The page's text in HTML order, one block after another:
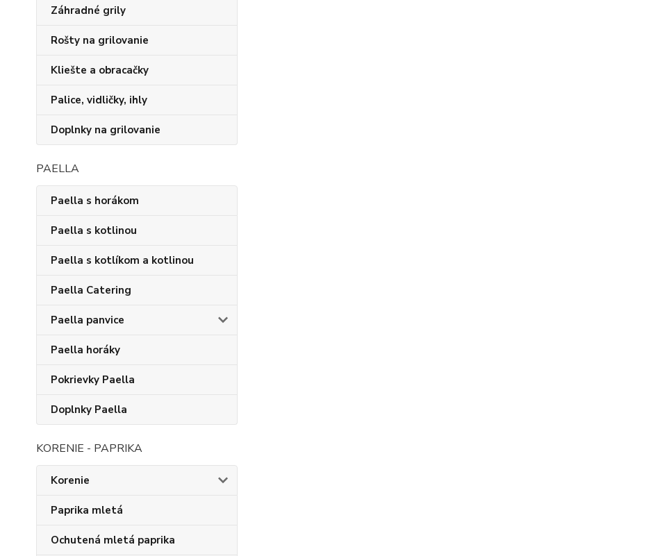
Záhradné grily
Rošty na grilovanie
Kliešte a obracačky
Palice, vidličky, ihly
Doplnky na grilovanie
PAELLA
Paella s horákom
Paella s kotlinou
Paella s kotlíkom a kotlinou
Paella Catering
Paella panvice
Paella horáky
Pokrievky Paella
Doplnky Paella
KORENIE - PAPRIKA
Korenie
Paprika mletá
Ochutená mletá paprika